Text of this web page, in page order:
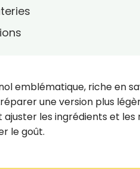
emblématique, riche en
une version plus
les ingrédients et
le goût.